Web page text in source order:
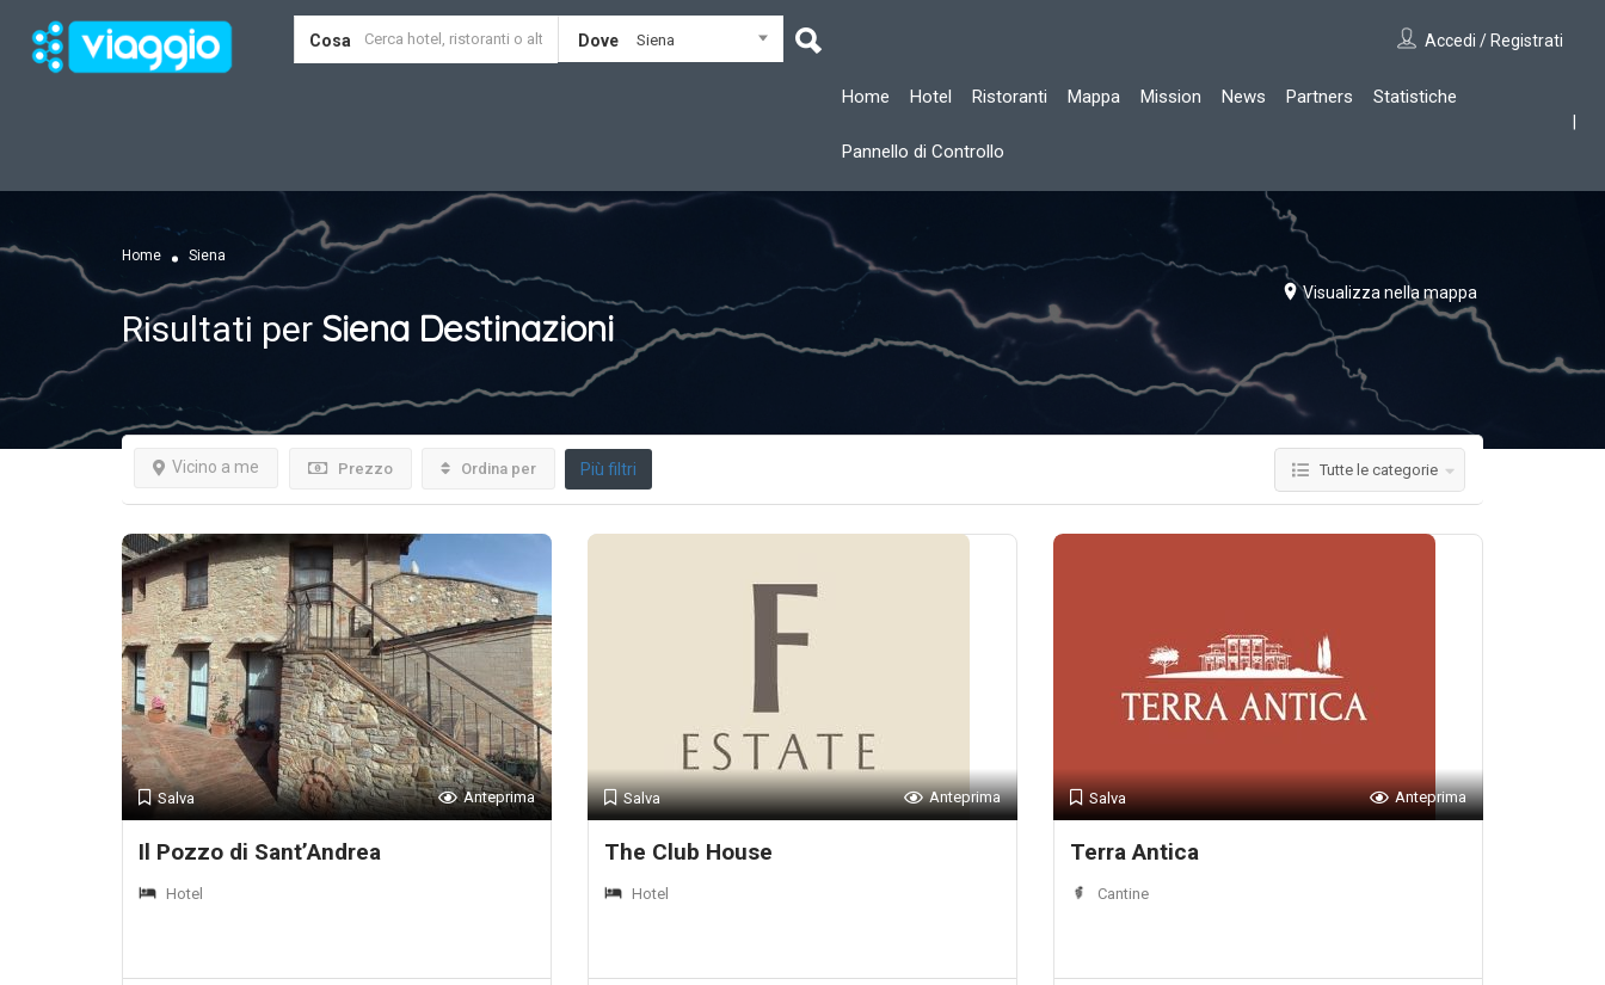
Cosa Dove Siena Accedi / Registrati
Home Hotel Ristoranti Mappa Mission News Partners Statistiche
Pannello di Controllo
Home Siena
Visualizza nella mappa
Risultati per Siena Destinazioni
Prezzo
Vicino a me Ordina per Più filtri Tutte le categorie
Salva Anteprima
Il Pozzo di Sant’Andrea
Hotel
Salva Anteprima
The Club House
Hotel
Salva Anteprima
Terra Antica
Cantine